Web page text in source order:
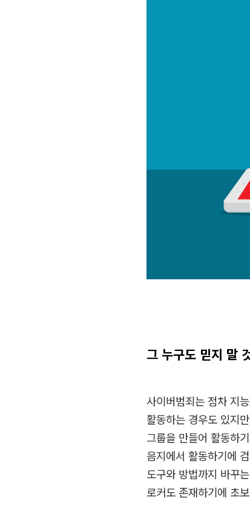
그 누구도 믿지 말
사이버범죄는 점차 지
활동하는 경우도 있지
그룹을 만들어 활동하
음지에서 활동하기에
도구와 방법까지 바꾸
로커도 존재하기에 초